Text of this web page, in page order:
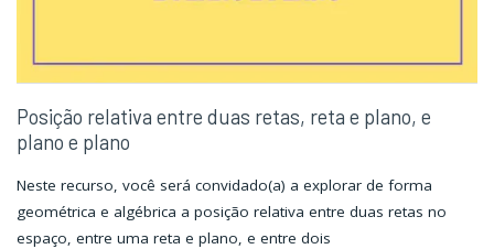
Posição relativa entre duas retas, reta e plano, e
plano e plano
Neste recurso, você será convidado(a) a explorar de forma
geométrica e algébrica a posição relativa entre duas retas no
espaço, entre uma reta e plano, e entre dois